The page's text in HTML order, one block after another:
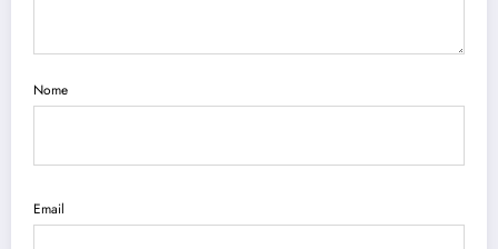
Nome
Email